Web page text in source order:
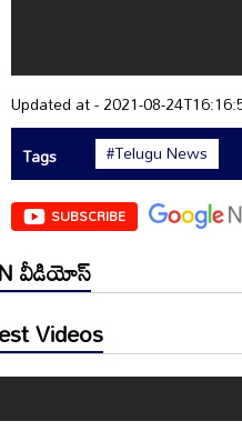
Updated at - 2021-08-
Tags
#Telugu News
SUBSCRIBE
వీడియోస్
Videos